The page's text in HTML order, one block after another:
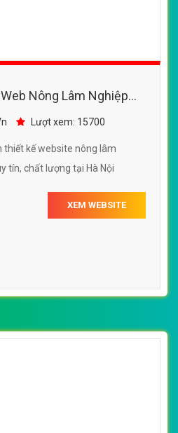
Nông Lâm Nghiệp
chuẩn SEO
Lượt xem: 15700
thiết kế website nông lâm
tín, chất lượng tại Hà Nội
XEM WEBSITE